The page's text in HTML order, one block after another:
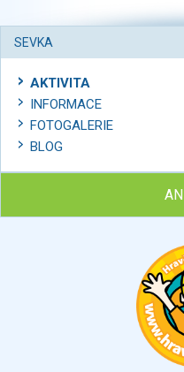
SEVKA
AKTIVITA
INFORMACE
FOTOGALERIE
BLOG